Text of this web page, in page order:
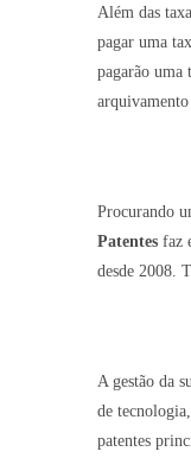
Além das
pagar uma
pagarão uma
Procurando
Patentes faz
desde 2008.
A gestão da
de
patentes